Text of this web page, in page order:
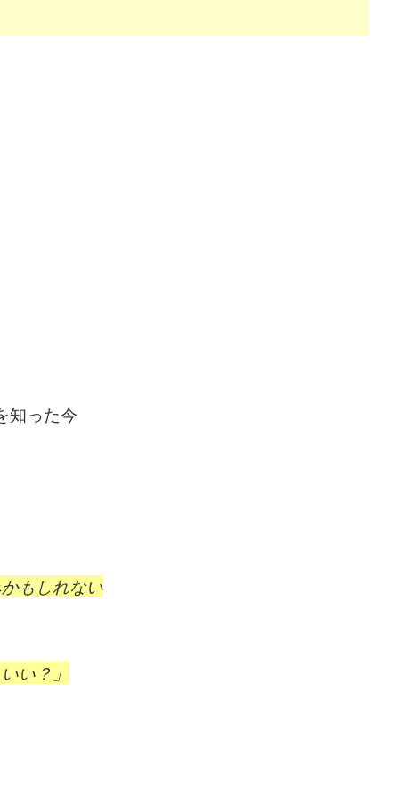
知った今
もしれない
い？」